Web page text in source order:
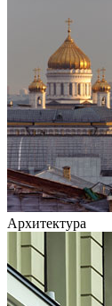
Архитектура